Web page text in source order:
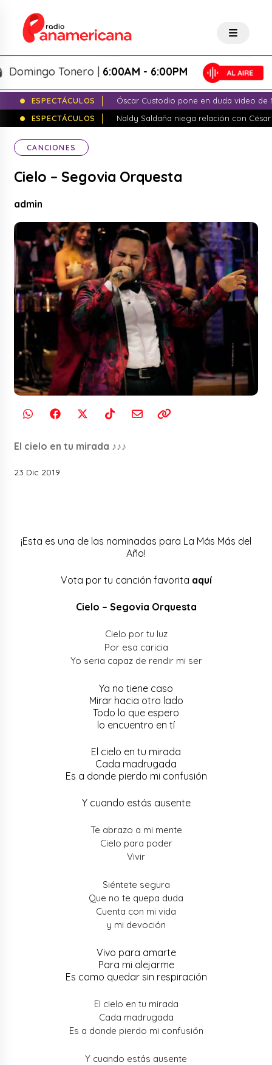
Tonero |6:00AM - 6:00PM
ESPECTÁCULOS
Óscar Custodio pone en duda video de
ESPECTÁCULOS
Naldy Saldaña niega relación con
CANCIONES
Cielo – Segovia Orquesta
admin
El cielo en tu mirada ♪♪♪
23 Dic 2019
¡Esta es una de las nominadas para La Más Más del
Año!
Vota por tu canción favorita aquí
Cielo – Segovia Orquesta
Cielo por tu luz
Por esa caricia
Yo seria capaz de rendir mi ser
Ya no tiene caso
Mirar hacia otro lado
Todo lo que espero
lo encuentro en tí
El cielo en tu mirada
Cada madrugada
Es a donde pierdo mi confusión
Y cuando estás ausente
Te abrazo a mi mente
Cielo para poder
Vivir
Siéntete segura
Que no te quepa duda
Cuenta con mi vida
y mi devoción
Vivo para amarte
Para mi alejarme
Es como quedar sin respiración
El cielo en tu mirada
Cada madrugada
Es a donde pierdo mi confusión
Y cuando estás ausente